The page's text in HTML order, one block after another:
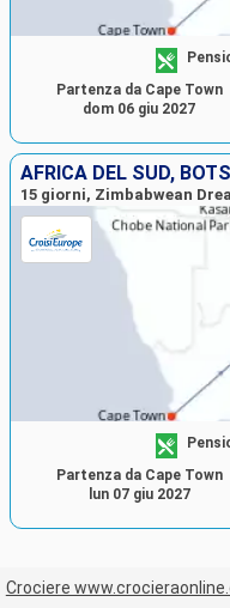
Partenza da Cape Town
dom 06 giu 2027
AFRICA DEL SUD,
15 giorni, Zimbabwean
Partenza da Cape Town
lun 07 giu 2027
Crociere